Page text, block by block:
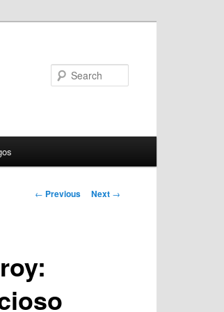
Post
← Previous Next →